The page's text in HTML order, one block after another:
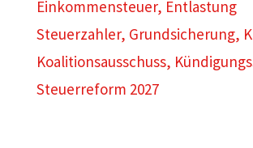
Einkommensteuer, Entlastung
Steuerzahler, Grundsicherung,
Koalitionsausschuss,
Steuerreform 2027